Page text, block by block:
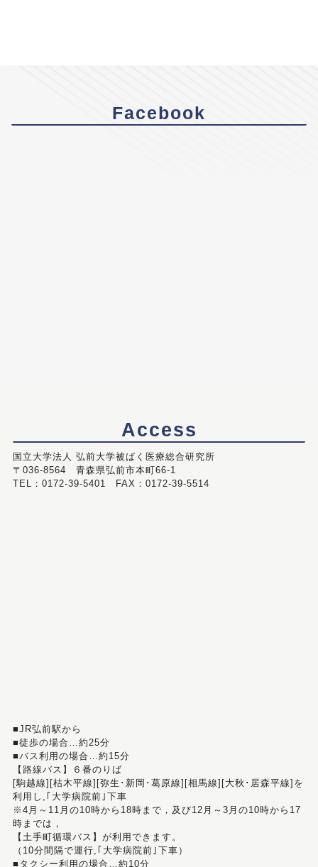
Facebook
Access
国立大学法人 弘前大学被ばく医療総合研究所
〒036-8564 青森県弘前市本町66-1
TEL：0172-39-5401 FAX：0172-39-5514
■JR弘前駅から
■徒歩の場合…約25分
■バス利用の場合…約15分
【路線バス】６番のりば
[駒越線][枯木平線][弥生･新岡･葛原線][相馬線][大秋･居森平線]を
利用し,｢大学病院前｣下車
※4月～11月の10時から18時まで，及び12月～3月の10時から17
時までは，
【土手町循環バス】が利用できます。
（10分間隔で運行,｢大学病院前｣下車）
■タクシー利用の場合…約10分